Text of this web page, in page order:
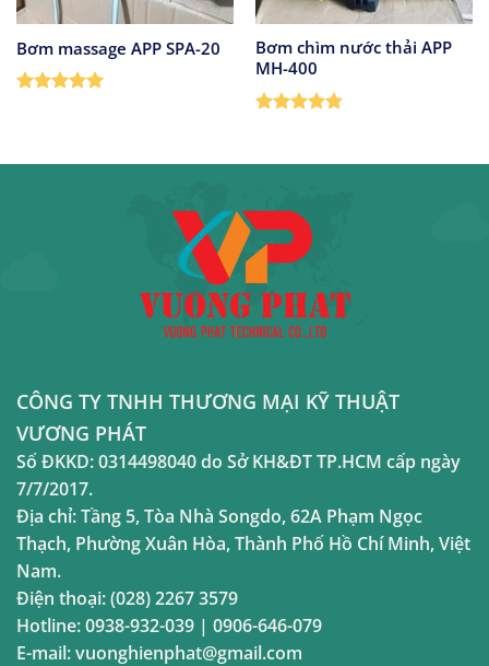
Bơm massage APP SPA-20
Bơm chìm nước thải APP
MH-400
sao
CÔNG TY TNHH THƯƠNG MẠI KỸ THUẬT
VƯƠNG PHÁT
Số ĐKKD:0314498040do Sở KH&ĐT TP.HCM cấp ngày
7/7/2017.
Địa chỉ:Tầng 5, Tòa Nhà Songdo, 62A Phạm Ngọc
Thạch, Phường Xuân Hòa, Thành Phố Hồ Chí Minh, Việt
Nam.
Điện thoại:(028) 2267 3579
Hotline:0938-932-039 | 0906-646-079
E-mail:vuonghienphat@gmail.com